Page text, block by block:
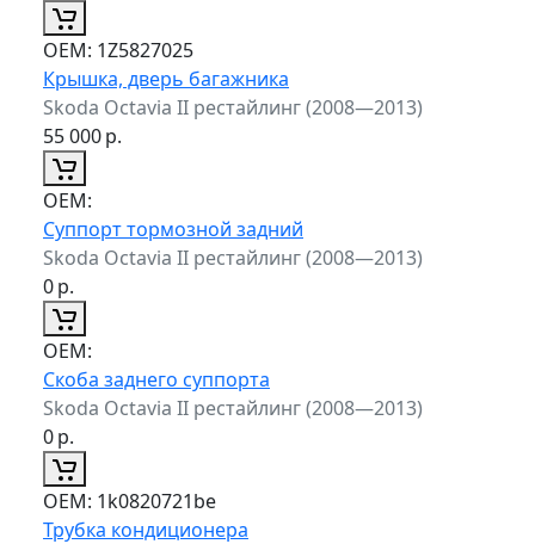
ОЕМ: 1Z5827025
Крышка, дверь багажника
Skoda Octavia II рестайлинг (2008—2013)
55 000р.
ОЕМ:
Суппорт тормозной задний
Skoda Octavia II рестайлинг (2008—2013)
0р.
ОЕМ:
Скоба заднего суппорта
Skoda Octavia II рестайлинг (2008—2013)
0р.
ОЕМ: 1k0820721be
Трубка кондиционера